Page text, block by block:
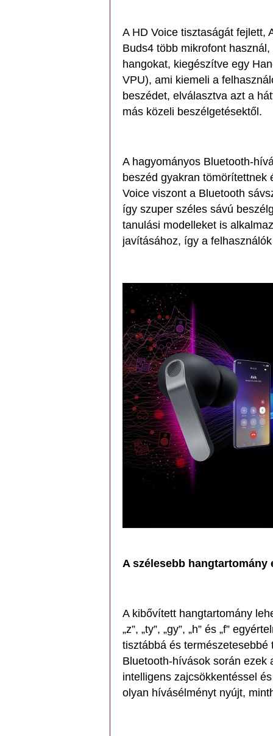
A HD Voice tisztaságát fejlett,
Buds4 több mikrofont
hangokat, kiegészítve egy
VPU), ami kiemeli a
beszédet, elválasztva azt a
más közeli beszélgetésektől.
A hagyományos Bluetooth-
beszéd gyakran tömörítettnek
Voice viszont a Bluetooth
így szuper széles sávú
tanulási modelleket is
javításához, így a
A szélesebb hangtartomány
A kibővített hangtartomány
„z”, „ty”, „gy”, „h” és „f”
tisztábbá és
Bluetooth-hívások során ezek
intelligens zajcsökkentéssel
olyan hívásélményt nyújt,